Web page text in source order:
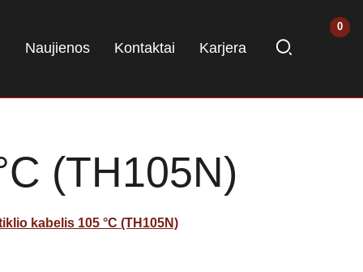
Naujienos Kontaktai Karjera
(TH105N)
kabelis 105 °C (TH105N)